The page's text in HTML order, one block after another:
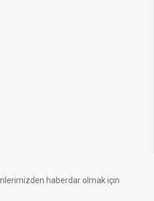
haberdar olmak için